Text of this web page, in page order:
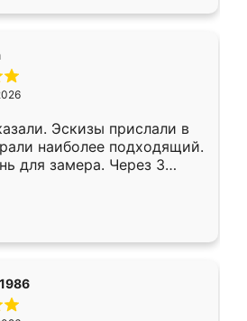
Эскизы прислали в
наиболее подходящий.
для замера. Через 3
уже готова. Остались
Спасибо Ренессанс
работу!